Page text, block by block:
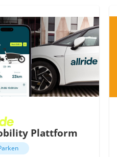
Plattform